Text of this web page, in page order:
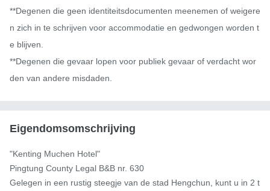
**Degenen die geen identiteitsdocumenten meenemen of weigere
n zich in te schrijven voor accommodatie en gedwongen worden t
e blijven.
**Degenen die gevaar lopen voor publiek gevaar of verdacht wor
den van andere misdaden.
Eigendomsomschrijving
"Kenting Muchen Hotel"
Pingtung County Legal B&B nr. 630
Gelegen in een rustig steegje van de stad Hengchun, kunt u in 2 t